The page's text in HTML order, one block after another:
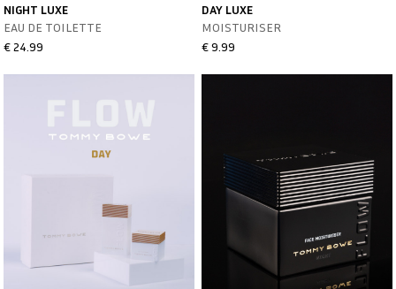
NIGHT LUXE
EAU DE TOILETTE
€ 24.99
DAY LUXE
MOISTURISER
€ 9.99